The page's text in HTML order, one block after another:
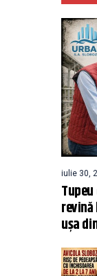
iulie 30,
revină
ușa